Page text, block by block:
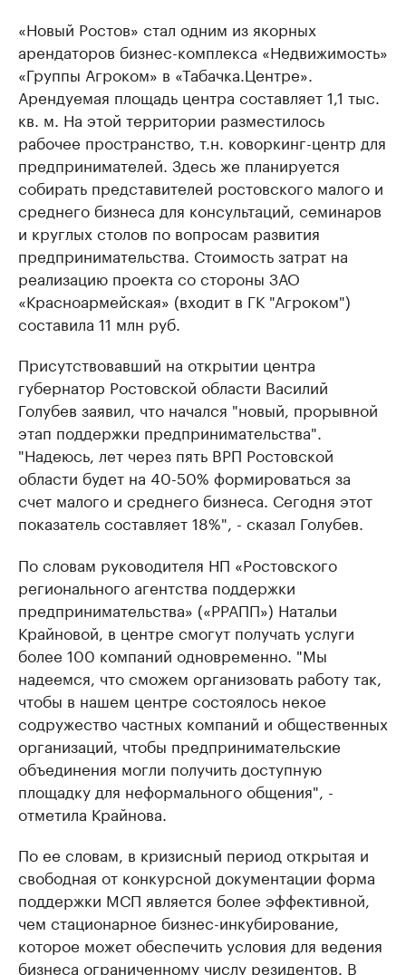
«Новый Ростов» стал одним из якорных
арендаторов бизнес-комплекса «Недвижимость»
«Группы Агроком» в «Табачка.Центре».
Арендуемая площадь центра составляет 1,1 тыс.
кв. м. На этой территории разместилось
рабочее пространство, т.н. коворкинг-центр для
предпринимателей. Здесь же планируется
собирать представителей ростовского малого и
среднего бизнеса для консультаций, семинаров
и круглых столов по вопросам развития
предпринимательства. Стоимость затрат на
реализацию проекта со стороны ЗАО
«Красноармейская» (входит в ГК "Агроком")
составила 11 млн руб.
Присутствовавший на открытии центра
губернатор Ростовской области Василий
Голубев заявил, что начался "новый, прорывной
этап поддержки предпринимательства".
"Надеюсь, лет через пять ВРП Ростовской
области будет на 40-50% формироваться за
счет малого и среднего бизнеса. Сегодня этот
показатель составляет 18%", - сказал Голубев.
По словам руководителя НП «Ростовского
регионального агентства поддержки
предпринимательства» («РРАПП») Натальи
Крайновой, в центре смогут получать услуги
более 100 компаний одновременно. "Мы
надеемся, что сможем организовать работу так,
чтобы в нашем центре состоялось некое
содружество частных компаний и общественных
организаций, чтобы предпринимательские
объединения могли получить доступную
площадку для неформального общения", -
отметила Крайнова.
По ее словам, в кризисный период открытая и
свободная от конкурсной документации форма
поддержки МСП является более эффективной,
чем стационарное бизнес-инкубирование,
которое может обеспечить условия для ведения
бизнеса ограниченному числу резидентов. В